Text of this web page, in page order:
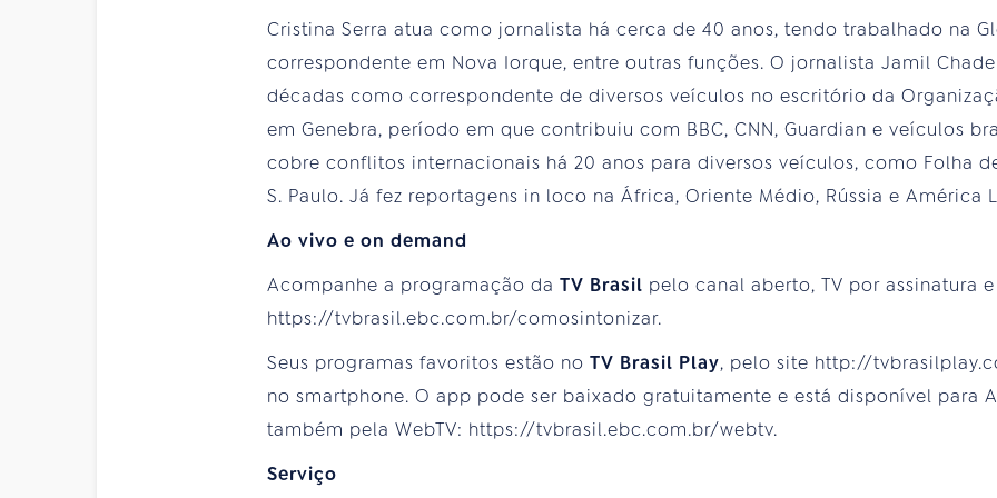
Cristina Serra atua como jornalista há cerca de 40 anos, tendo trabalhado na
correspondente em Nova Iorque, entre outras funções. O jornalista Jamil
décadas como correspondente de diversos veículos no escritório da
em Genebra, período em que contribuiu com BBC, CNN, Guardian e veículos
cobre conflitos internacionais há 20 anos para diversos veículos, como Folha
S. Paulo. Já fez reportagens in loco na África, Oriente Médio, Rússia e América
Ao vivo e on demand
Acompanhe a programação da TV Brasil pelo canal aberto, TV por assinatura
https://tvbrasil.ebc.com.br/comosintonizar.
Seus programas favoritos estão no TV Brasil Play, pelo site http://
no smartphone. O app pode ser baixado gratuitamente e está disponível para
também pela WebTV: https://tvbrasil.ebc.com.br/webtv.
Serviço